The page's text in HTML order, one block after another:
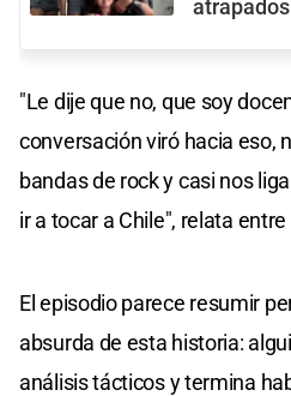
"Le dije que no, que soy
conversación viró hacia eso,
bandas de rock y casi nos
ir a tocar a Chile", relata
El episodio parece resumir
absurda de esta historia:
análisis tácticos y termina